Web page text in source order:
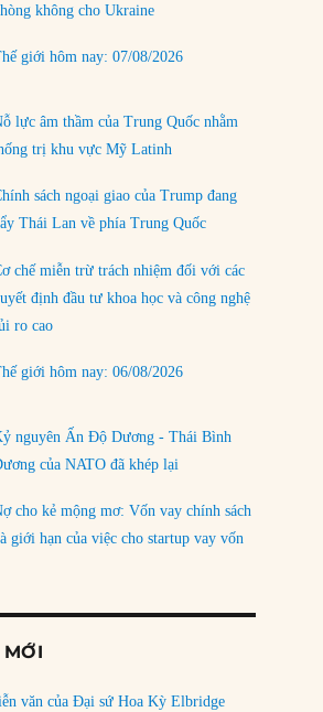
để kết thúc Chiến tranh Iran?
kế tiếp của Bắc Kinh ở Biển Đông
LOAD MORE
không cho Ukraine
giới hôm nay: 07/08/2026
lực âm thầm của Trung Quốc nhằm
trị khu vực Mỹ Latinh
sách ngoại giao của Trump đang
Thái Lan về phía Trung Quốc
chế miễn trừ trách nhiệm đối với các
định đầu tư khoa học và công nghệ
ro cao
giới hôm nay: 06/08/2026
nguyên Ấn Độ Dương - Thái Bình
của NATO đã khép lại
cho kẻ mộng mơ: Vốn vay chính sách
giới hạn của việc cho startup vay vốn
văn của Đại sứ Hoa Kỳ Elbridge